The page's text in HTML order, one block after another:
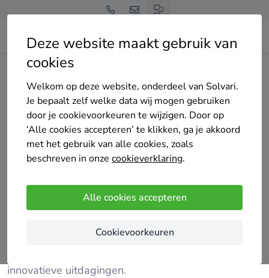
Deze website maakt gebruik van
cookies
Welkom op deze website, onderdeel van Solvari.
Je bepaalt zelf welke data wij mogen gebruiken
door je cookievoorkeuren te wijzigen. Door op
‘Alle cookies accepteren’ te klikken, ga je akkoord
met het gebruik van alle cookies, zoals
beschreven in onze cookieverklaring.
Alle cookies accepteren
Cookievoorkeuren
Home Bedrijven overzicht
Innovation "Omnibus" B.V.
combineren wij creativiteit met vooruitstrevende
innovatieve uitdagingen.